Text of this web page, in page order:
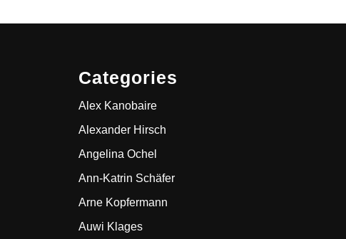
Categories
Alex Kanobaire
Alexander Hirsch
Angelina Ochel
Ann-Katrin Schäfer
Arne Kopfermann
Auwi Klages